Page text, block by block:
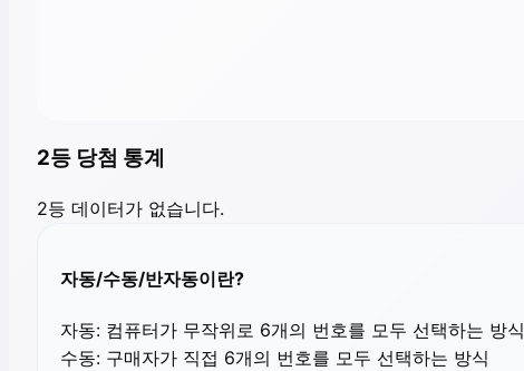
2등 당첨 통계
2등 데이터가 없습니다.
자동/수동/반자동이란?
자동: 컴퓨터가 무작위로 6개의 번호를 모두 선택하는 방식
수동: 구매자가 직접 6개의 번호를 모두 선택하는 방식